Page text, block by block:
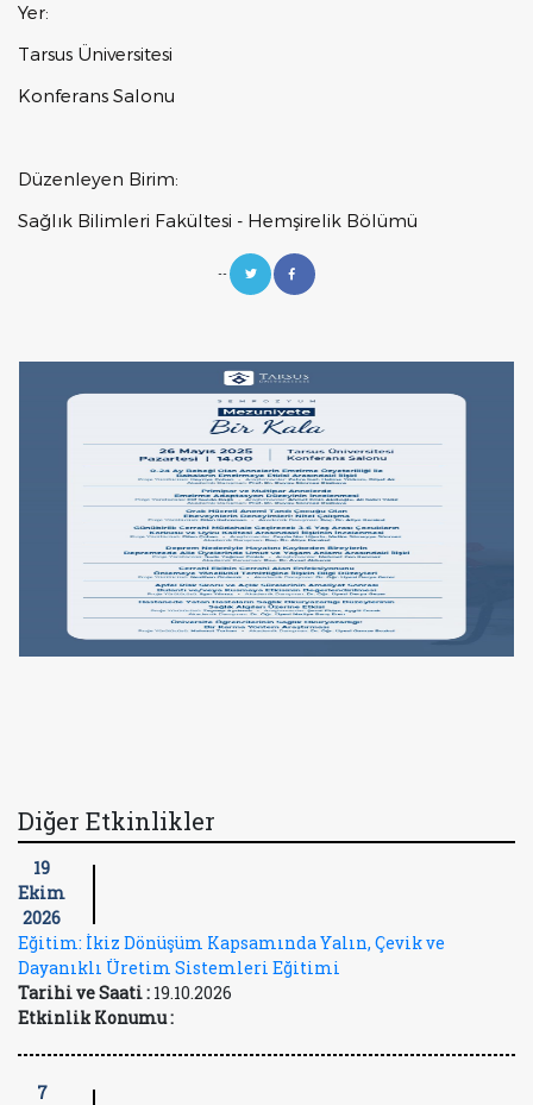
Yer:
Tarsus Üniversitesi
Konferans Salonu
Düzenleyen Birim:
Sağlık Bilimleri Fakültesi - Hemşirelik Bölümü
--
Diğer Etkinlikler
19
Ekim
2026
Eğitim: İkiz Dönüşüm Kapsamında Yalın, Çevik ve
Dayanıklı Üretim Sistemleri Eğitimi
Tarihi ve Saati : 19.10.2026
Etkinlik Konumu :
7